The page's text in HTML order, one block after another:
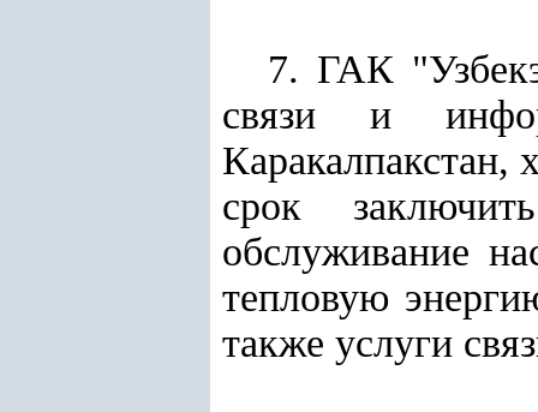
7. ГАК
связи и
Каракалпакстан,
срок
обслуживание
тепловую
также услуги